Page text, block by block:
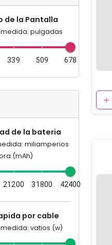
de la Pantalla
pulgadas
339 509 678
de la bateria
miliamperios
(mAh)
21200 31800 42400
por cable
vatios (w)